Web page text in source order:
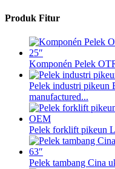
Produk Fitur
Komponén Pelek
Pelek industri pikeun
manufactured...
Pelek forklift pikeun
Pelek tambang Cina